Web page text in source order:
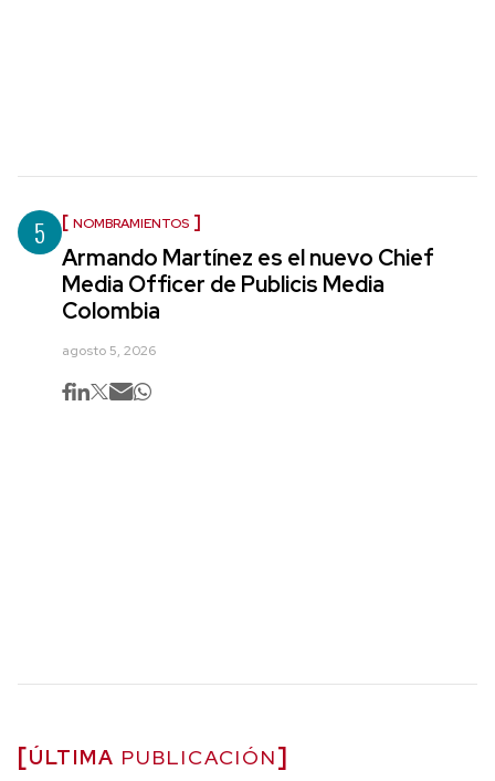
5 NOMBRAMIENTOS
Armando Martínez es el nuevo Chief
Media Officer de Publicis Media
Colombia
agosto 5, 2026
ÚLTIMA PUBLICACIÓN